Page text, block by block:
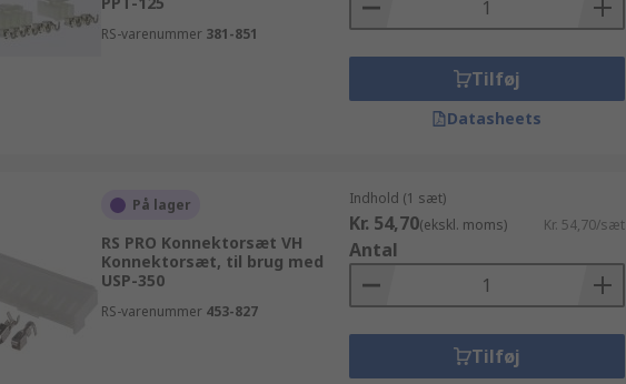
RS-varenummer 381-851
Tilføj
Datasheets
På lager
RS PRO Konnektorsæt VH
Konnektorsæt, til brug med
USP-350
RS-varenummer 453-827
Indhold (1 sæt)
Kr. 54,70(ekskl. moms) Kr. 54,70/sæt
Antal
Tilføj